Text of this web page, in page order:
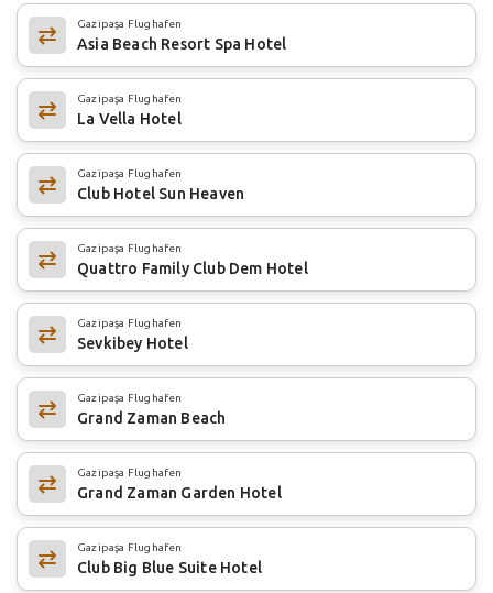
Gazipaşa Flughafen
Asia Beach Resort Spa Hotel
Gazipaşa Flughafen
La Vella Hotel
Gazipaşa Flughafen
Club Hotel Sun Heaven
Gazipaşa Flughafen
Quattro Family Club Dem Hotel
Gazipaşa Flughafen
Sevkibey Hotel
Gazipaşa Flughafen
Grand Zaman Beach
Gazipaşa Flughafen
Grand Zaman Garden Hotel
Gazipaşa Flughafen
Club Big Blue Suite Hotel